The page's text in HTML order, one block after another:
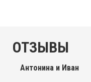
ОТЗЫВЫ
Антонина и Иван